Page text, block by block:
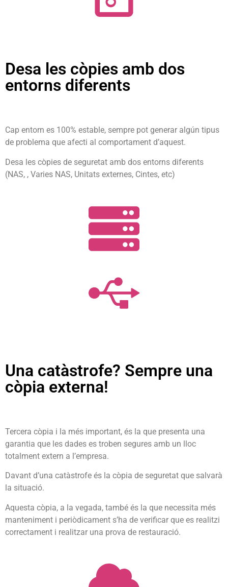
Desa les còpies amb dos
entorns diferents
Cap entorn es 100% estable, sempre pot generar algún tipus
de problema que afecti al comportament d’aquest.
Desa les còpies de seguretat amb dos entorns diferents
(NAS, , Varies NAS, Unitats externes, Cintes, etc)
Una catàstrofe? Sempre una
còpia externa!
Tercera còpia i la més important, és la que presenta una
garantia que les dades es troben segures amb un lloc
totalment extern a l’empresa.
Davant d’una catàstrofe és la còpia de seguretat que salvarà
la situació.
Aquesta còpia, a la vegada, també és la que necessita més
manteniment i periòdicament s’ha de verificar que es realitzi
correctament i realitzar una prova de restauració.